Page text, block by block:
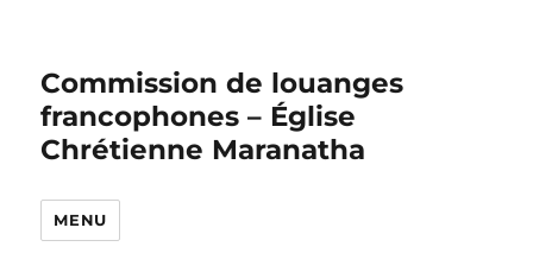
Commission de louanges
francophones – Église
Chrétienne Maranatha
MENU